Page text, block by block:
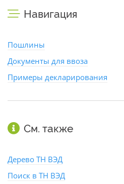
Навигация
Пошлины
Документы для ввоза
Примеры декларирования
См. также
Дерево ТН ВЭД
Поиск в ТН ВЭД